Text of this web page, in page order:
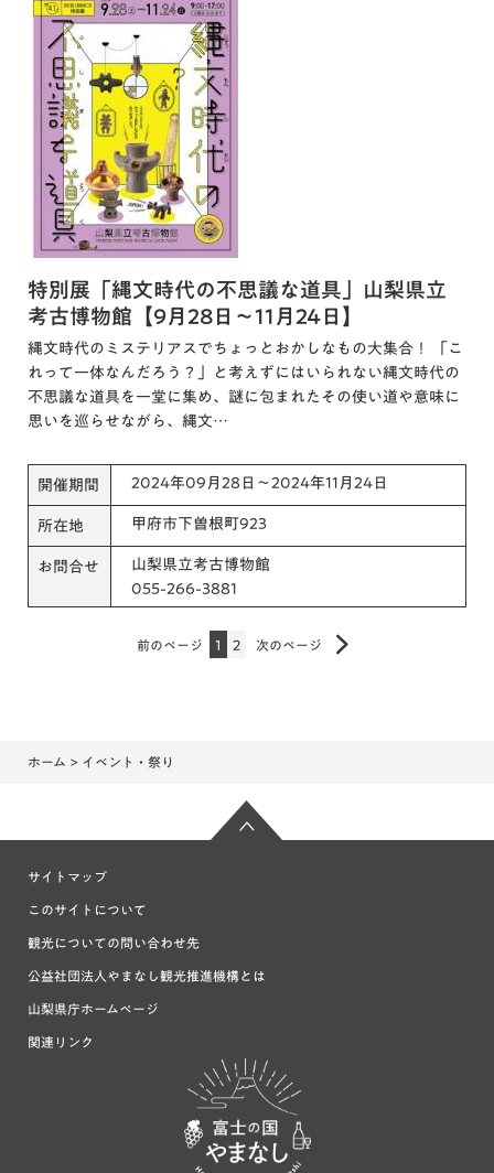
特別展「縄文時代の不思議な道具」山梨県立
考古博物館【9月28日～11月24日】
縄文時代のミステリアスでちょっとおかしなもの大集合！ 「こ
れって一体なんだろう？」と考えずにはいられない縄文時代の
不思議な道具を一堂に集め、謎に包まれたその使い道や意味に
思いを巡らせながら、縄文…
開催期間 2024年09月28日～2024年11月24日
所在地 甲府市下曽根町923
お問合せ
山梨県立考古博物館
055-266-3881
前のページ 1 2 次のページ
ホーム > イベント・祭り
サイトマップ
このサイトについて
観光についての問い合わせ先
公益社団法人やまなし観光推進機構とは
山梨県庁ホームページ
関連リンク
富士の国や
まなし